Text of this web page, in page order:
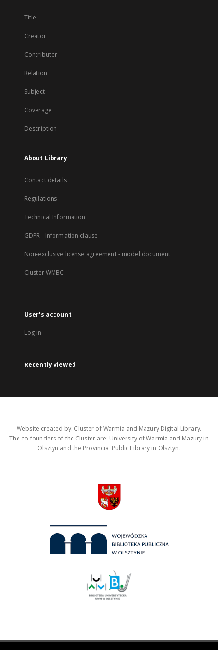
Title
Creator
Contributor
Relation
Subject
Coverage
Description
About Library
Contact details
Regulations
Technical Information
GDPR - Information clause
Non-exclusive license agreement - model document
Cluster WMBC
User's account
Log in
Recently viewed
Website created by: Cluster of Warmia and Mazury Digital Library.
The co-founders of the Cluster are: University of Warmia and Mazury in
Olsztyn and the Provincial Public Library in Olsztyn.